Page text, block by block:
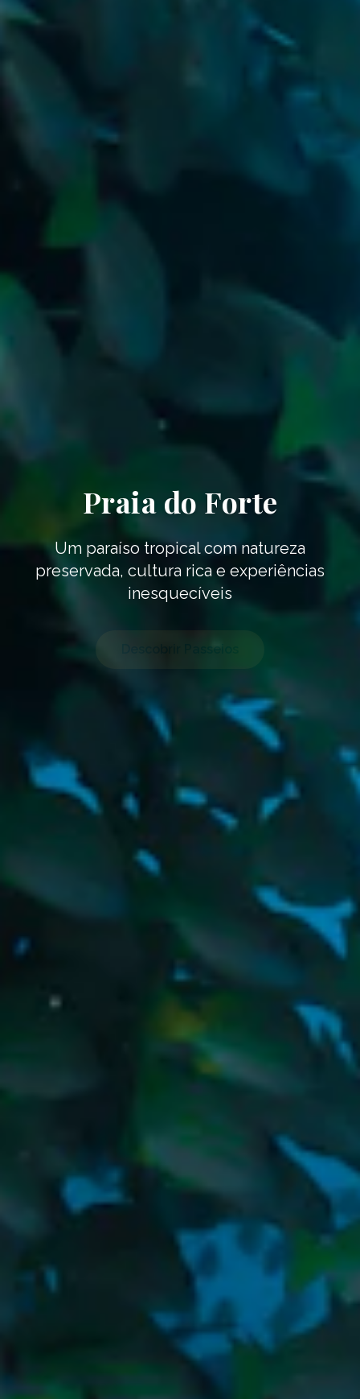
Praia do Forte
Um paraíso tropical com natureza
preservada, cultura rica e experiências
inesquecíveis
Descobrir Passeios